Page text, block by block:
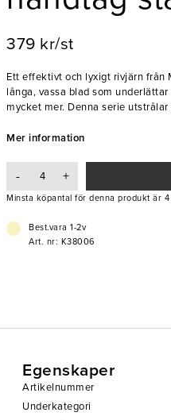
379 kr/st
Ett effektivt och lyxigt rivjärn från
långa, vassa blad som
mycket mer. Denna serie
en mängd olika råvaror utan att
- Ergonomiskt handtag
- Halkfri gummibas
Mer information
- +
Minsta köpantal för denna produkt är 4
Best.vara 1-2v
Art. nr: K38006
Egenskaper
Artikelnummer
Underkategori